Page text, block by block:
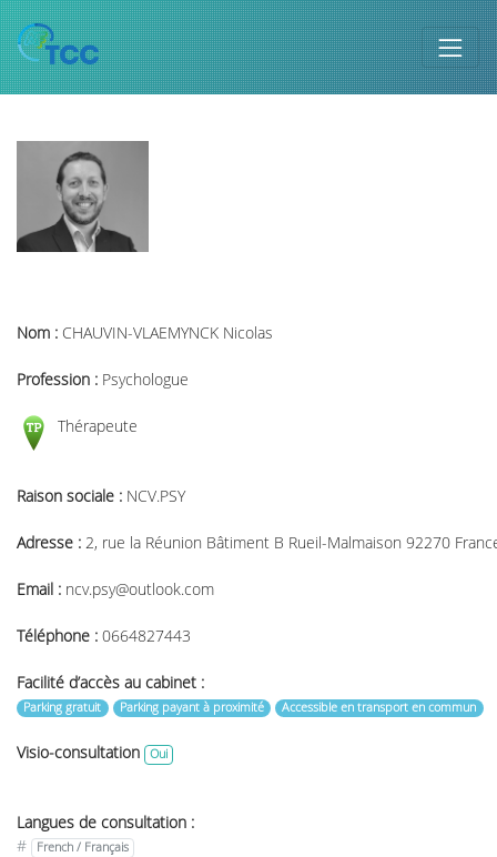
Nom : CHAUVIN-VLAEMYNCK Nicolas
Profession : Psychologue
Thérapeute
Raison sociale : NCV.PSY
Adresse : 2, rue la Réunion Bâtiment B Rueil-Malmaison 92270
Email : ncv.psy@outlook.com
Téléphone : 0664827443
Facilité d’accès au cabinet :
Parking gratuit Parking payant à proximité Accessible en transport en commun
Visio-consultation Oui
Langues de consultation :
#
French / Français